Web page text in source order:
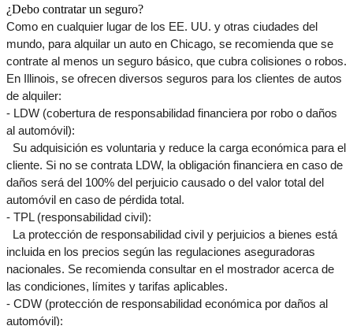
¿Debo contratar un seguro?
Como en cualquier lugar de los EE. UU. y otras ciudades del
mundo, para alquilar un auto en Chicago, se recomienda que se
contrate al menos un seguro básico, que cubra colisiones o robos.
En Illinois, se ofrecen diversos seguros para los clientes de autos
de alquiler:
- LDW (cobertura de responsabilidad financiera por robo o daños
al automóvil):
Su adquisición es voluntaria y reduce la carga económica para el
cliente. Si no se contrata LDW, la obligación financiera en caso de
daños será del 100% del perjuicio causado o del valor total del
automóvil en caso de pérdida total.
- TPL (responsabilidad civil):
La protección de responsabilidad civil y perjuicios a bienes está
incluida en los precios según las regulaciones aseguradoras
nacionales. Se recomienda consultar en el mostrador acerca de
las condiciones, límites y tarifas aplicables.
- CDW (protección de responsabilidad económica por daños al
automóvil):